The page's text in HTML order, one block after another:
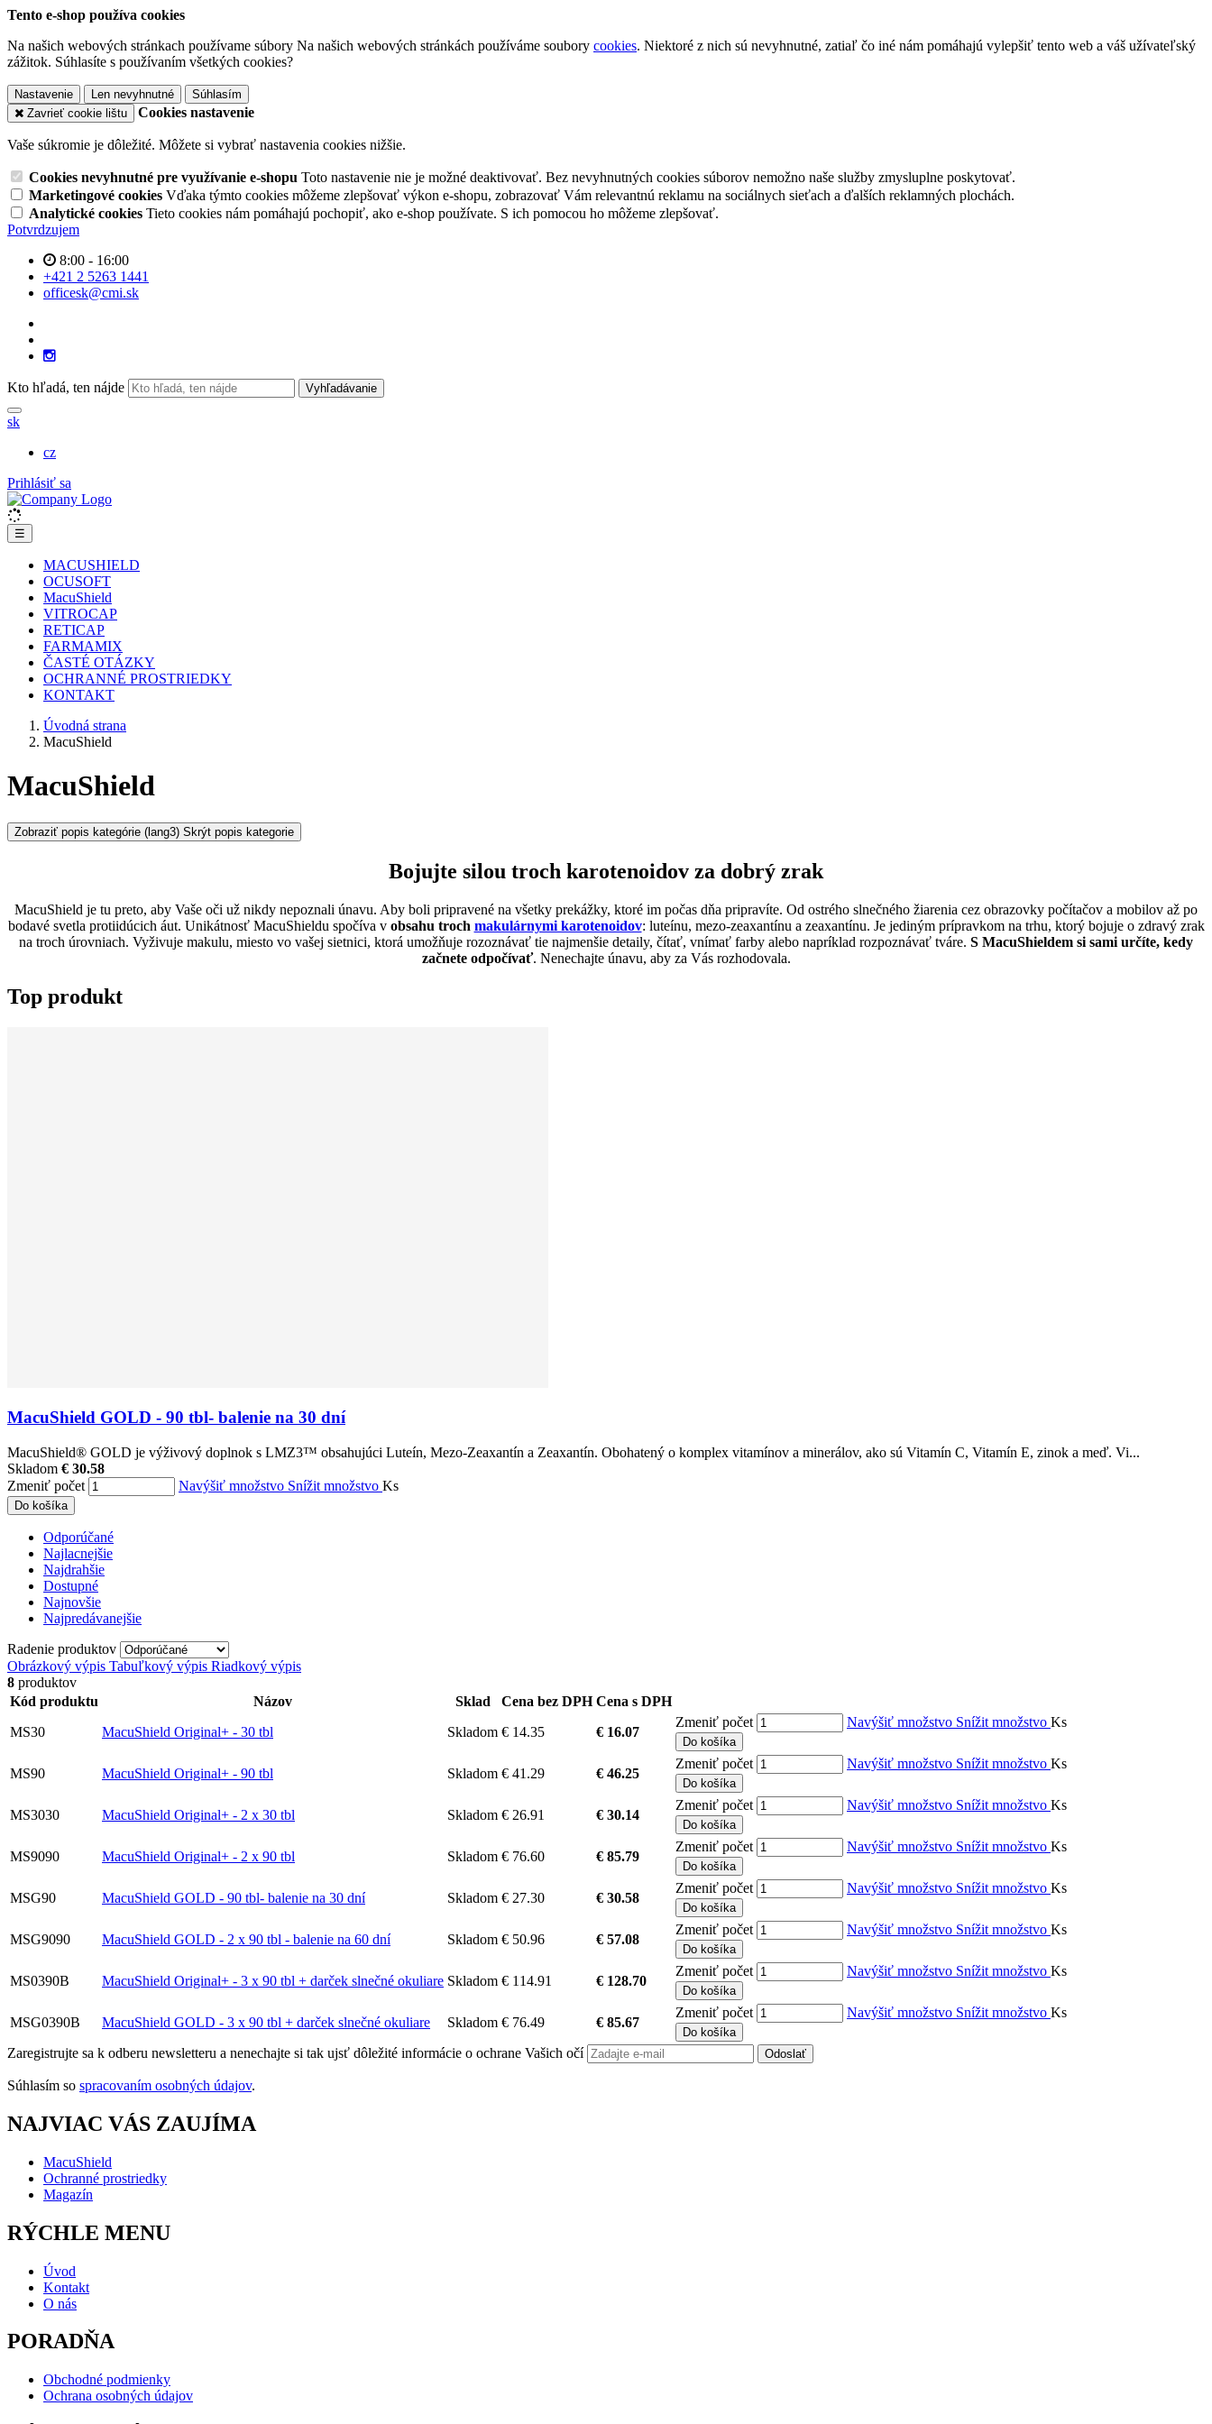
Tento e-shop používa cookies
Na našich webových stránkach používame súbory Na našich webových stránkách používáme soubory cookies. Niektoré z nich sú nevyhnutné, zatiaľ čo iné nám pomáhajú vylepšiť tento web a váš užívateľský
zážitok. Súhlasíte s používaním všetkých cookies?
Nastavenie Len nevyhnutné
Súhlasím
Zavrieť cookie lištu
Cookies nastavenie
Vaše súkromie je dôležité. Môžete si vybrať nastavenia cookies nižšie.
Cookies nevyhnutné pre využívanie e-shopu Toto nastavenie nie je možné deaktivovať. Bez nevyhnutných cookies súborov nemožno naše služby zmysluplne poskytovať.
Marketingové cookies Vďaka týmto cookies môžeme zlepšovať výkon e-shopu, zobrazovať Vám relevantnú reklamu na sociálnych sieťach a ďalších reklamných plochách.
Analytické cookies Tieto cookies nám pomáhajú pochopiť, ako e-shop používate. S ich pomocou ho môžeme zlepšovať.
Potvrdzujem
8:00 - 16:00
+421 2 5263 1441
officesk@cmi.sk
Kto hľadá, ten nájde Vyhľadávanie
sk
cz
Prihlásiť sa
☰
MACUSHIELD
OCUSOFT
MacuShield
VITROCAP
RETICAP
FARMAMIX
ČASTÉ OTÁZKY
OCHRANNÉ PROSTRIEDKY
KONTAKT
Úvodná strana
MacuShield
MacuShield
Zobraziť popis kategórie (lang3) Skrýt popis kategorie
Bojujte silou troch karotenoidov za dobrý zrak
MacuShield je tu preto, aby Vaše oči už nikdy nepoznali únavu. Aby boli pripravené na všetky prekážky, ktoré im počas dňa pripravíte. Od ostrého slnečného žiarenia cez obrazovky počítačov a mobilov až po
bodavé svetla protiidúcich áut. Unikátnosť MacuShieldu spočíva v obsahu troch makulárnymi karotenoidov: luteínu, mezo-zeaxantínu a zeaxantínu. Je jediným prípravkom na trhu, ktorý bojuje o zdravý zrak
na troch úrovniach. Vyživuje makulu, miesto vo vašej sietnici, ktorá umožňuje rozoznávať tie najmenšie detaily, čítať, vnímať farby alebo napríklad rozpoznávať tváre. S MacuShieldem si sami určíte, kedy
začnete odpočívať. Nenechajte únavu, aby za Vás rozhodovala.
Top produkt
MacuShield GOLD - 90 tbl- balenie na 30 dní
MacuShield® GOLD je výživový doplnok s LMZ3™ obsahujúci Luteín, Mezo-Zeaxantín a Zeaxantín. Obohatený o komplex vitamínov a minerálov, ako sú Vitamín C, Vitamín E, zinok a meď. Vi...
Skladom € 30.58
Zmeniť počet
Navýšiť množstvo Snížit množstvo Ks
Do košíka
Odporúčané
Najlacnejšie
Najdrahšie
Dostupné
Najnovšie
Najpredávanejšie
Radenie produktov
Obrázkový výpis Tabuľkový výpis Riadkový výpis
8 produktov
Kód produktu
Názov Sklad Cena bez DPH Cena s DPH
MS30
MacuShield Original+ - 30 tbl Skladom € 14.35 € 16.07
Zmeniť počet Navýšiť množstvo Snížit množstvo Ks
Do košíka
MS90 MacuShield Original+ - 90 tbl Skladom € 41.29 € 46.25
Zmeniť počet Navýšiť množstvo Snížit množstvo Ks
Do košíka
MS3030 MacuShield Original+ - 2 x 30 tbl Skladom € 26.91 € 30.14
Zmeniť počet Navýšiť množstvo Snížit množstvo Ks
Do košíka
MS9090 MacuShield Original+ - 2 x 90 tbl Skladom € 76.60 € 85.79
Zmeniť počet Navýšiť množstvo Snížit množstvo Ks
Do košíka
MSG90 MacuShield GOLD - 90 tbl- balenie na 30 dní Skladom € 27.30 € 30.58
Zmeniť počet Navýšiť množstvo Snížit množstvo Ks
Do košíka
MSG9090 MacuShield GOLD - 2 x 90 tbl - balenie na 60 dní Skladom € 50.96 € 57.08
Zmeniť počet Navýšiť množstvo Snížit množstvo Ks
Do košíka
MS0390B MacuShield Original+ - 3 x 90 tbl + darček slnečné okuliare Skladom € 114.91 € 128.70
Zmeniť počet Navýšiť množstvo Snížit množstvo Ks
Do košíka
MSG0390B MacuShield GOLD - 3 x 90 tbl + darček slnečné okuliare Skladom € 76.49 € 85.67
Zmeniť počet Navýšiť množstvo Snížit množstvo Ks
Do košíka
Zaregistrujte sa k odberu newsletteru a nenechajte si tak ujsť dôležité informácie o ochrane Vašich očí Odoslať
Súhlasím so spracovaním osobných údajov.
NAJVIAC VÁS ZAUJÍMA
MacuShield
Ochranné prostriedky
Magazín
RÝCHLE MENU
Úvod
Kontakt
O nás
PORADŇA
Obchodné podmienky
Ochrana osobných údajov